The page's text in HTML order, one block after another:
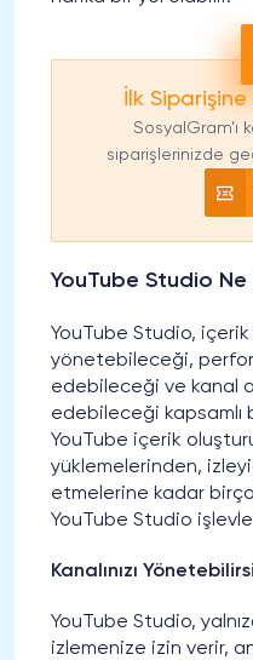
İlk
siparişlerinizde
YouTube Studio Ne
YouTube Studio,
yönetebileceği,
edebileceği ve kanal
edebileceği kapsamlı
YouTube içerik
yüklemelerinden,
etmelerine kadar
YouTube Studio
Kanalınızı
YouTube Studio,
izlemenize izin verir,